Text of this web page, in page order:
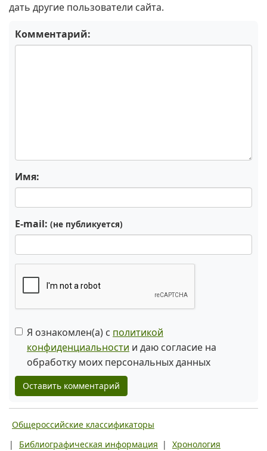
дать другие пользователи сайта.
Комментарий:
Имя:
E-mail: (не публикуется)
Я ознакомлен(а) с политикой
конфиденциальности и даю согласие на
обработку моих персональных данных
Оставить комментарий
Общероссийские классификаторы
|
Библиографическая информация | Хронология